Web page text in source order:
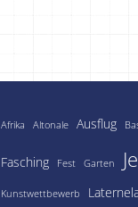
Afrika Altonale Ausflug
Fasching Fest Garten
Kunstwettbewerb